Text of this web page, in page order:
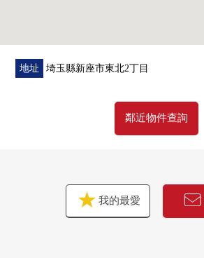
地址 埼玉縣新座市東北2丁目
鄰近物件查詢
我的最愛